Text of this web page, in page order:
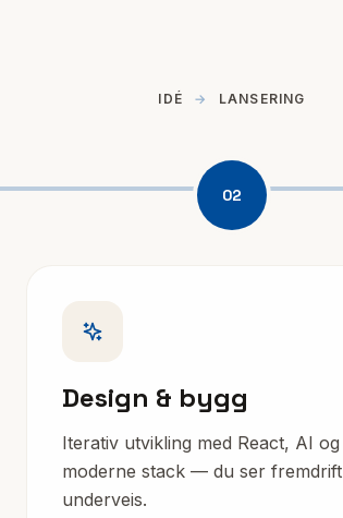
IDÉ → LANSERING
02
Design & bygg
Iterativ utvikling med React, AI og
moderne stack — du ser fremdrift
underveis.